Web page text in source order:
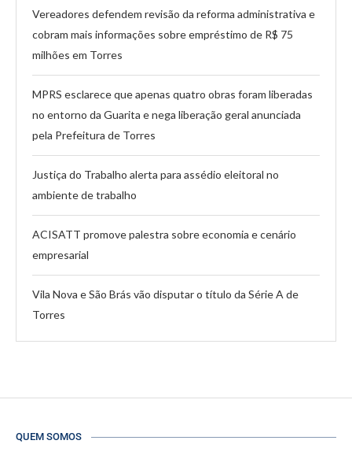
Vereadores defendem revisão da reforma administrativa e
cobram mais informações sobre empréstimo de R$ 75
milhões em Torres
MPRS esclarece que apenas quatro obras foram liberadas
no entorno da Guarita e nega liberação geral anunciada
pela Prefeitura de Torres
Justiça do Trabalho alerta para assédio eleitoral no
ambiente de trabalho
ACISATT promove palestra sobre economia e cenário
empresarial
Vila Nova e São Brás vão disputar o título da Série A de
Torres
QUEM SOMOS